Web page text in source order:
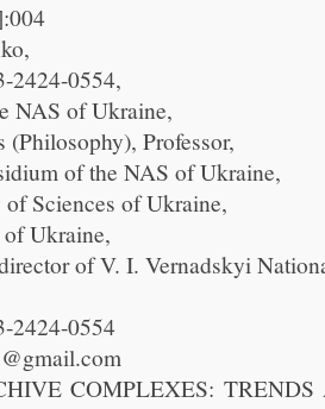
2424-0554,
NAS of Ukraine,
Professor,
of the NAS of Ukraine,
Sciences of Ukraine,
Ukraine,
of V. I. Vernadskyi
2424-0554
COMPLEXES: